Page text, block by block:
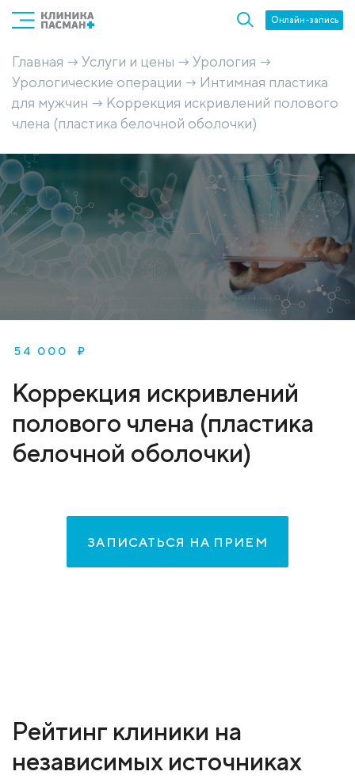
Онлайн-запись
Главная → Услуги и цены → Урология →
Урологические операции → Интимная пластика
для мужчин → Коррекция искривлений полового
члена (пластика белочной оболочки)
54 000 ₽
Коррекция искривлений
полового члена (пластика
белочной оболочки)
ЗАПИСАТЬСЯ НА ПРИЕМ
Рейтинг клиники на
независимых источниках